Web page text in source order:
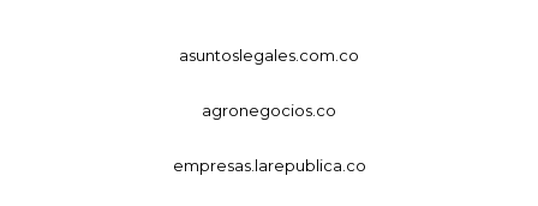
asuntoslegales.com.co
agronegocios.co
empresas.larepublica.co